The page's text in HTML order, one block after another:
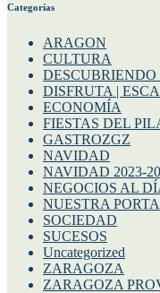
Categorías
ARAGON
CULTURA
DESCUBRIENDO
DISFRUTA |
ECONOMÍA
FIESTAS DEL
GASTROZGZ
NAVIDAD
NAVIDAD 2023-
NEGOCIOS AL
NUESTRA
SOCIEDAD
SUCESOS
Uncategorized
ZARAGOZA
ZARAGOZA